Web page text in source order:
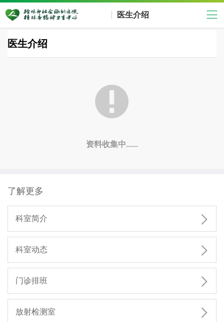
医生介绍
医生介绍

资料收集中......
了解更多
科室简介 
科室动态 
门诊排班 
放射检测室 